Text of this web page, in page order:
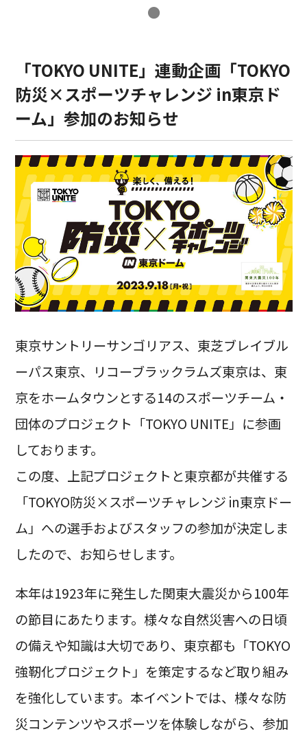
●
「TOKYO UNITE」連動企画「TOKYO
防災×スポーツチャレンジ in東京ド
ーム」参加のお知らせ
東京サントリーサンゴリアス、東芝ブレイブル
ーパス東京、リコーブラックラムズ東京は、東
京をホームタウンとする14のスポーツチーム・
団体のプロジェクト「TOKYO UNITE」に参画
しております。
この度、上記プロジェクトと東京都が共催する
「TOKYO防災×スポーツチャレンジ in東京ドー
ム」への選手およびスタッフの参加が決定しま
したので、お知らせします。
本年は1923年に発生した関東大震災から100年
の節目にあたります。様々な自然災害への日頃
の備えや知識は大切であり、東京都も「TOKYO
強靭化プロジェクト」を策定するなど取り組み
を強化しています。本イベントでは、様々な防
災コンテンツやスポーツを体験しながら、参加